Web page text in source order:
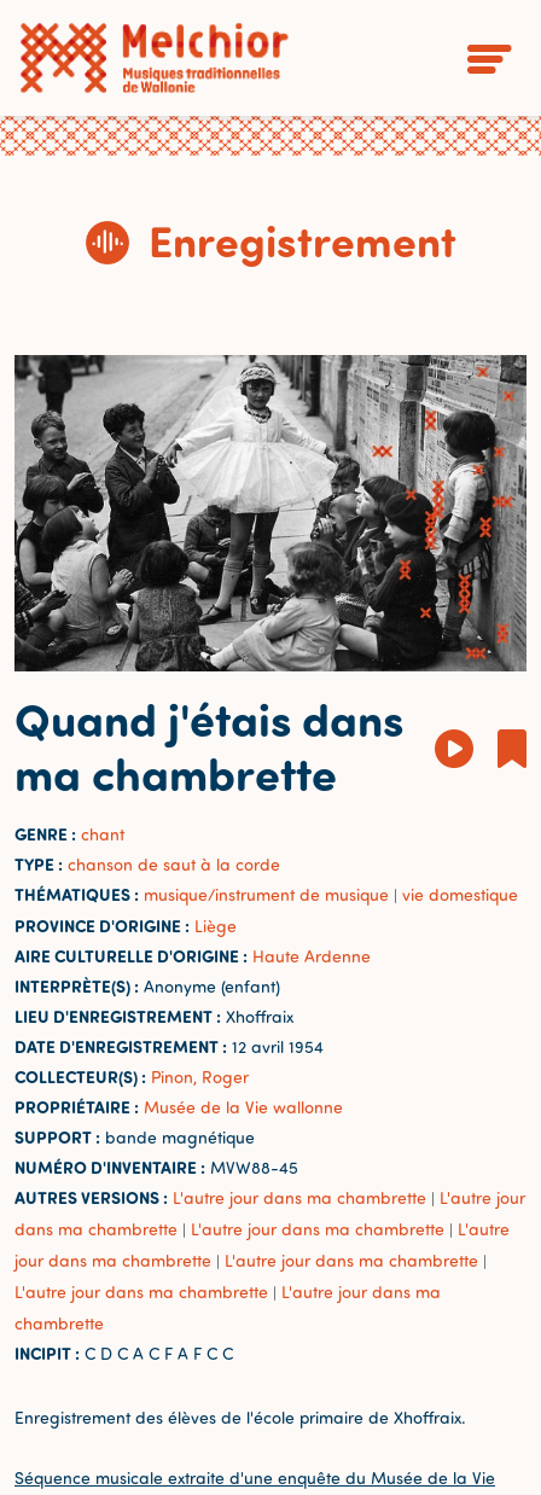
Enregistrement
Quand j'étais dans
ma chambrette
GENRE : chant
TYPE : chanson de saut à la corde
THÉMATIQUES : musique/instrument de musique | vie domestique
PROVINCE D'ORIGINE : Liège
AIRE CULTURELLE D'ORIGINE : Haute Ardenne
INTERPRÈTE(S) : Anonyme (enfant)
LIEU D'ENREGISTREMENT : Xhoffraix
DATE D'ENREGISTREMENT : 12 avril 1954
COLLECTEUR(S) : Pinon, Roger
PROPRIÉTAIRE : Musée de la Vie wallonne
SUPPORT : bande magnétique
NUMÉRO D'INVENTAIRE : MVW88-45
AUTRES VERSIONS : L'autre jour dans ma chambrette | L'autre jour
dans ma chambrette | L'autre jour dans ma chambrette | L'autre
jour dans ma chambrette | L'autre jour dans ma chambrette |
L'autre jour dans ma chambrette | L'autre jour dans ma
chambrette
INCIPIT : C D C A C F A F C C
Enregistrement des élèves de l'école primaire de Xhoffraix.
Séquence musicale extraite d'une enquête du Musée de la Vie